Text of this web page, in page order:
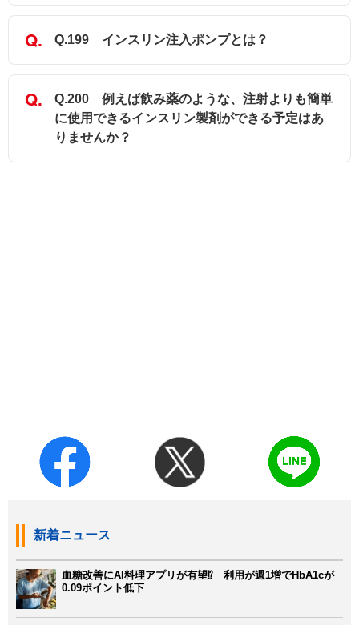
Q.199 インスリン注入ポンプとは？
Q.200 例えば飲み薬のような、注射よりも簡単
に使用できるインスリン製剤ができる予定はあ
りませんか？
新着ニュース
血糖改善にAI料理アプリが有望⁉ 利用が週1増でHbA1cが
0.09ポイント低下